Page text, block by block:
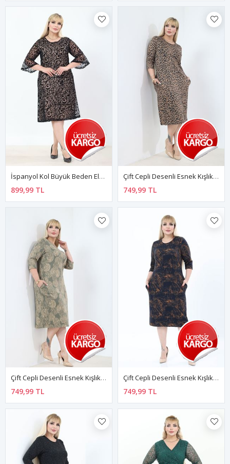
İspanyol Kol Büyük Beden Elbise 1D-2772
899,99 TL
Çift Cepli Desenli Esnek Kışlık Büyük Beden Midi Elbise 26B-2775
749,99 TL
Çift Cepli Desenli Esnek Kışlık Büyük Beden Midi Elbise 25B-2774
749,99 TL
Çift Cepli Desenli Esnek Kışlık Büyük Beden Midi Elbise 46E-2771
749,99 TL